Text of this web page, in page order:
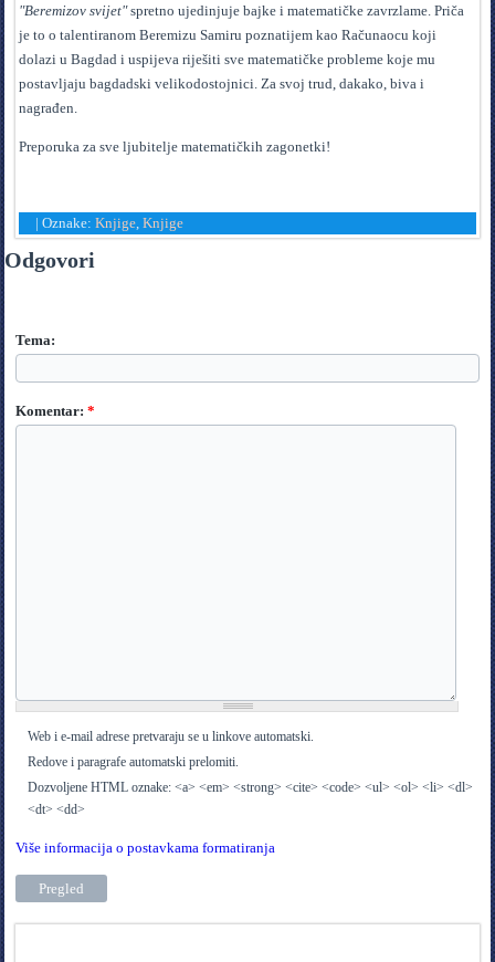
"Beremizov svijet"spretno ujedinjuje bajke i matematičke zavrzlame. Priča
je to o talentiranom Beremizu Samiru poznatijem kao Računaocu koji
dolazi u Bagdad i uspijeva riješiti sve matematičke probleme koje mu
postavljaju bagdadski velikodostojnici. Za svoj trud, dakako, biva i
nagrađen.
Preporuka za sve ljubitelje matematičkih zagonetki!
|Oznake:Knjige ,Knjige
Odgovori
Tema:
Komentar:*
Web i e-mail adrese pretvaraju se u linkove automatski.
Redove i paragrafe automatski prelomiti.
Dozvoljene HTML oznake: <a> <em> <strong> <cite> <code> <ul> <ol> <li> <dl>
<dt> <dd>
Više informacija o postavkama formatiranja